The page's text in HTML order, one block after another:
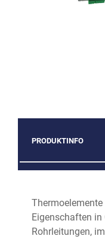
PRODUKTINFO
Eigenschaften in
Rohrleitungen,